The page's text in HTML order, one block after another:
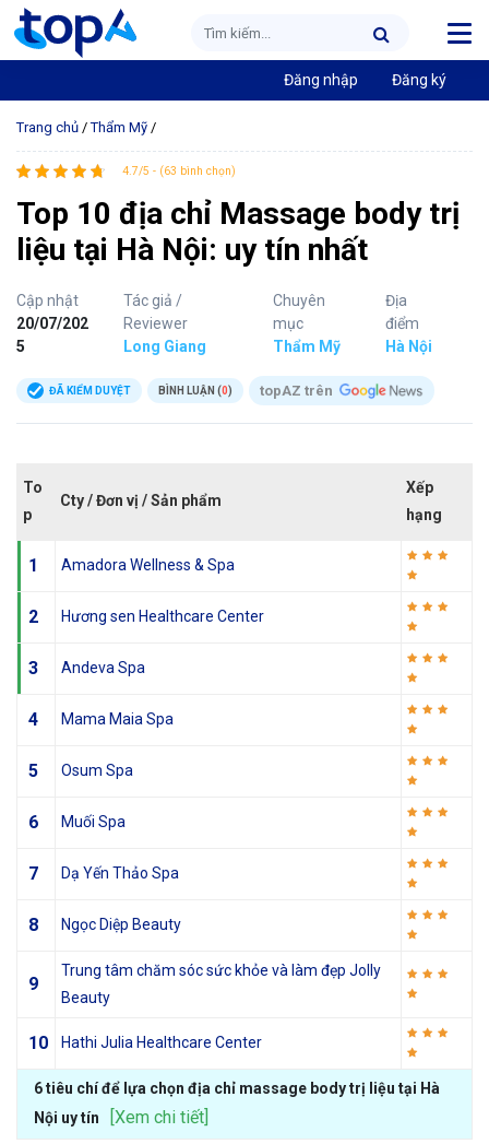
Đăng nhập Đăng ký
Trang chủ /Thẩm Mỹ /
4.7/5 - (63 bình chọn)
Top 10 địa chỉ Massage body trị
liệu tại Hà Nội: uy tín nhất
Cập nhật
20/07/202
5
Tác giả /
Reviewer
Long Giang
Chuyên
mục
Thẩm Mỹ
Địa
điểm
Hà Nội
ĐÃ KIỂM DUYỆT BÌNH LUẬN (0) topAZ trên
To
p
Cty / Đơn vị / Sản phẩm
Xếp
hạng
1 Amadora Wellness & Spa
2 Hương sen Healthcare Center
3 Andeva Spa
4 Mama Maia Spa
5 Osum Spa
6 Muối Spa
7 Dạ Yến Thảo Spa
8 Ngọc Diệp Beauty
9
Trung tâm chăm sóc sức khỏe và làm đẹp Jolly
Beauty
10 Hathi Julia Healthcare Center
6 tiêu chí để lựa chọn địa chỉ massage body trị liệu tại Hà
Nội uy tín
[Xem chi tiết]